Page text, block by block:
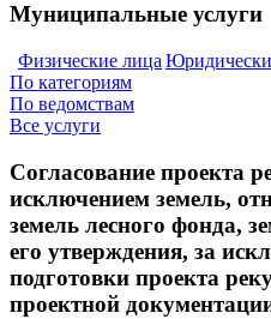
Муниципальные услуги
Физические лица
По категориям
По ведомствам
Все услуги
Согласование проекта
исключением земель,
земель лесного фонда,
его утверждения, за
подготовки проекта
проектной